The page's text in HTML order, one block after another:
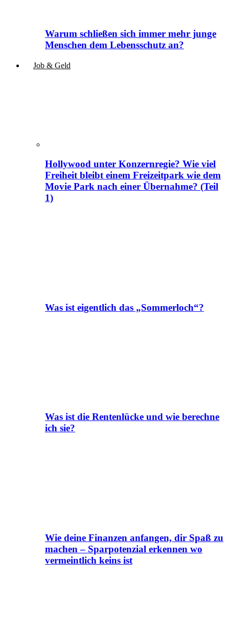
Warum schließen sich immer mehr junge
Menschen dem Lebensschutz an?
Job & Geld
Hollywood unter Konzernregie? Wie viel
Freiheit bleibt einem Freizeitpark wie dem
Movie Park nach einer Übernahme? (Teil
1)
Was ist eigentlich das „Sommerloch“?
Was ist die Rentenlücke und wie berechne
ich sie?
Wie deine Finanzen anfangen, dir Spaß zu
machen – Sparpotenzial erkennen wo
vermeintlich keins ist